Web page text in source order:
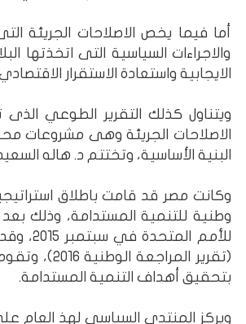
أما فيما يخص الاصلاحات الجريئة
والاجراءات السياسية التى اتخذتها
الايجابية واستعادة الاستقرار
ويتناول كذلك التقرير الطوعي
الاصلاحات الجريئة وهى مشروعات
البنية الأساسية، وتختتم د. هاله
وطنية للتنمية المستدامة، وذلك
بتحقيق أهداف التنمية المستدامة.
ويركز المنتدى السياسي لهذ العام